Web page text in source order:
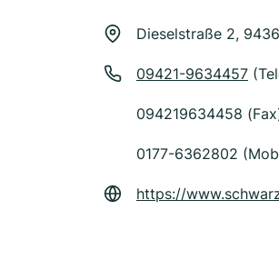
Dieselstraße 2,
09421-9634457
094219634458
0177-6362802
https://